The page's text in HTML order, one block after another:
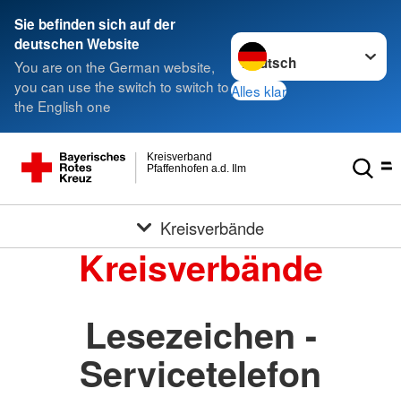
Sie befinden sich auf der
deutschen Website
You are on the German website,
you can use the switch to switch to
the English one
Sprache wechseln zu
Alles klar
Pfaffenhofen a.d. Ilm
Kreisverband
Kreisverbände
Kreisverbände
Lesezeichen -
Servicetelefon